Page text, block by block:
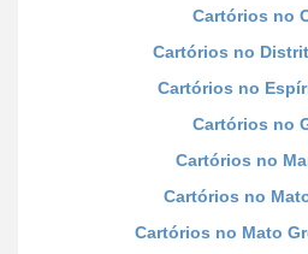
Cartórios no
Cartórios no
Cartórios no
Cartórios no
Cartórios no
Cartórios no
Cartórios no Mato